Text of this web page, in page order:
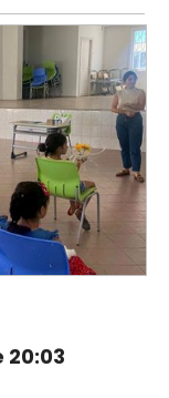
20:03